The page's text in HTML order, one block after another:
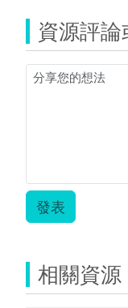
資源評
發表
相關資源